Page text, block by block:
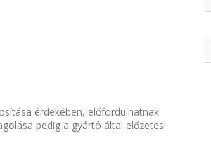
érdekében, előfordulhatnak
pedig a gyártó által előzetes